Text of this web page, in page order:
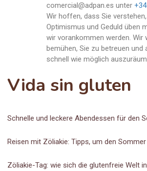
comercial@adpan.es unter
Wir hoffen, dass Sie
Optimismus und Geduld üben
wir vorankommen werden. Wir
bemühen, Sie zu betreuen und
schnell wie möglich
Vida sin gluten
Schnelle und leckere Abendessen für den
Reisen mit Zöliakie: Tipps, um den
Zöliakie-Tag: wie sich die glutenfreie Welt